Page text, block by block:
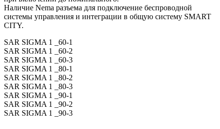
Наличие Nema разъема для подключение беспроводной
системы управления и интеграции в общую систему SMART
CITY.
SAR SIGMA 1 _60-1
SAR SIGMA 1 _60-2
SAR SIGMA 1 _60-3
SAR SIGMA 1 _80-1
SAR SIGMA 1 _80-2
SAR SIGMA 1 _80-3
SAR SIGMA 1 _90-1
SAR SIGMA 1 _90-2
SAR SIGMA 1 _90-3